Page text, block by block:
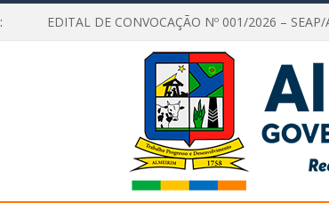
EDITAL DE CONVOCAÇÃO Nº 001/2026 –